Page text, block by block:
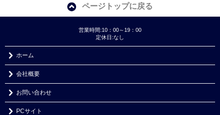
ページトップに戻る
営業時間:10：00～19：00
定休日:なし
ホーム
会社概要
お問い合わせ
PCサイト